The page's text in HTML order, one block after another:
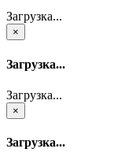
Загрузка...
×
Загрузка...
Загрузка...
×
Загрузка...